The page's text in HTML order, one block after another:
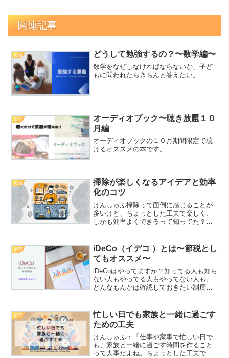
関連記事
戯言 どうして勉強するの？〜数学編〜
数学をなぜしなければならないか、子ど
もに問われたらきちんと答えたい。
戯言
オーディオブック〜聴き放題１０
月編
オーディオブックの１０月期間限定で聴
けるオススメの本です。
戯言
掃除が楽しくなるアイデアと効率
化のコツ
けんしゅふ掃除って面倒に感じることが
多いけど、ちょっとした工夫で楽しく、
しかも効率よくできるって知ってた？ダ
ば、あとのんびりできるし。ワクワくん
どんな工夫があるの？僕も...
戯言
iDeCo（イデコ ）とは〜節税とし
てもオススメ〜
iDeCoはやってますか？知ってる人も知ら
ない人もやってる人もやってない人も、
どんなもんかは確認しておきたい制度で
戯言
忙しい日でも家族と一緒に過ごす
ための工夫
けんしゅふ：「仕事や家事で忙しい日で
も、家族と一緒に過ごす時間を作ること
って大事だよね。ちょっとした工夫で、